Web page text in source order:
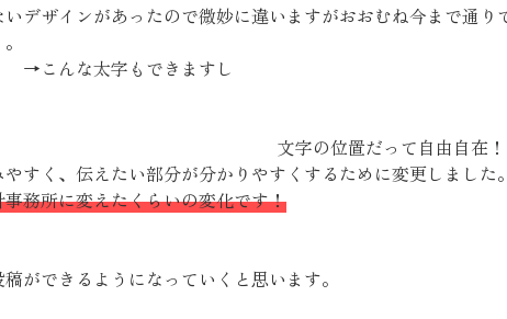
デザインがあったので微妙に違いますがおおむね今まで通り
→こんな太字もできますし
文字の位置だって自由自在！
すく、伝えたい部分が分かりやすくするために変更しました。
務所に変えたくらいの変化です！
ができるようになっていくと思います。